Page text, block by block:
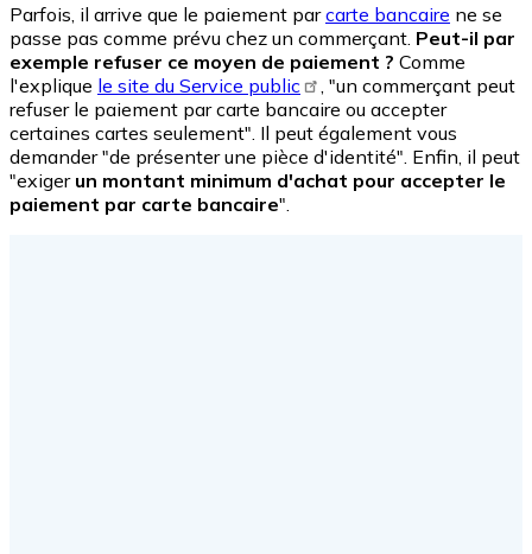
Parfois, il arrive que le paiement parcarte bancaire ne se
passe pas comme prévu chez un commerçant. Peut-il par
exemple refuser ce moyen de paiement ? Comme
l'explique le site du Service public
, "un commerçant peut
refuser le paiement par carte bancaire ou accepter
certaines cartes seulement". Il peut également vous
demander "de présenter une pièce d'identité". Enfin, il peut
"exiger un montant minimum d'achat pour accepter le
paiement par carte bancaire".